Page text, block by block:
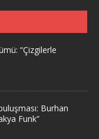
“Çizgilerle
Burhan
Funk”